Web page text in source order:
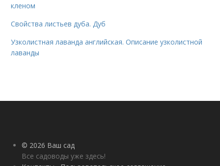
кленом
Свойства листьев дуба. Дуб
Узколистная лаванда английская. Описание узколистной
лаванды
© 2026 Ваш сад
Все садоводы уже здесь!